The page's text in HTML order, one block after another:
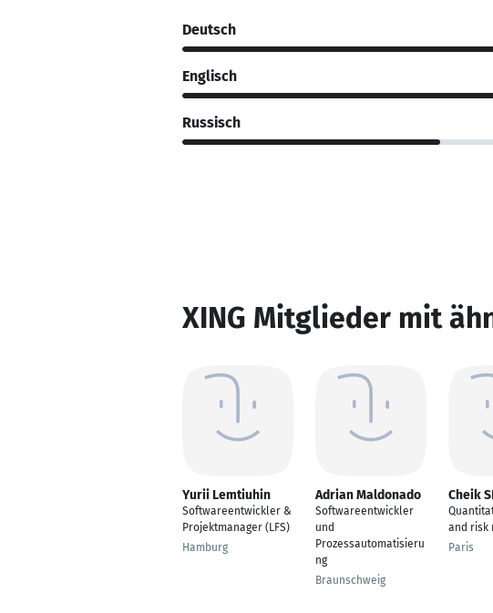
Deutsch
Englisch
Russisch
XING Mitglieder mit
Yurii Lemtiuhin
Softwareentwickler &
Projektmanager (LFS)
Hamburg
Adrian Maldonado
Softwareentwickler
und
Prozessautomatisieru
ng
Braunschweig
Cheik
and risk
Paris